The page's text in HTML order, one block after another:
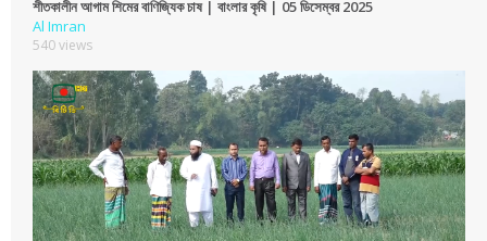
শীতকালীন আগাম শিমের বাণিজ্যিক চাষ | বাংলার কৃষি | 05 ডিসেম্বর 2025
Al Imran
540 views